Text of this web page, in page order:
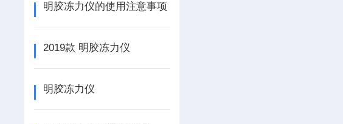
明胶冻力仪的使用注意事项
2019款 明胶冻力仪
明胶冻力仪